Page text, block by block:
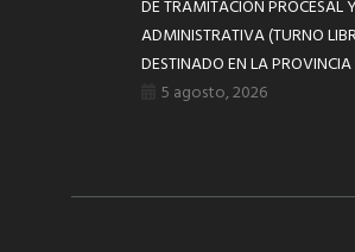
DE TRAMITACIÓN PROCESAL Y
ADMINISTRATIVA (TURNO
DESTINADO EN LA
5 agosto, 2026